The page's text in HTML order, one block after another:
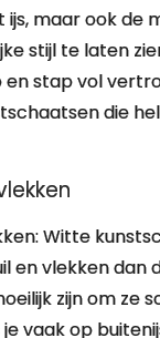
maar ook de
stijl te laten
stap vol
die
Witte
en vlekken dan
zijn om ze
vaak op